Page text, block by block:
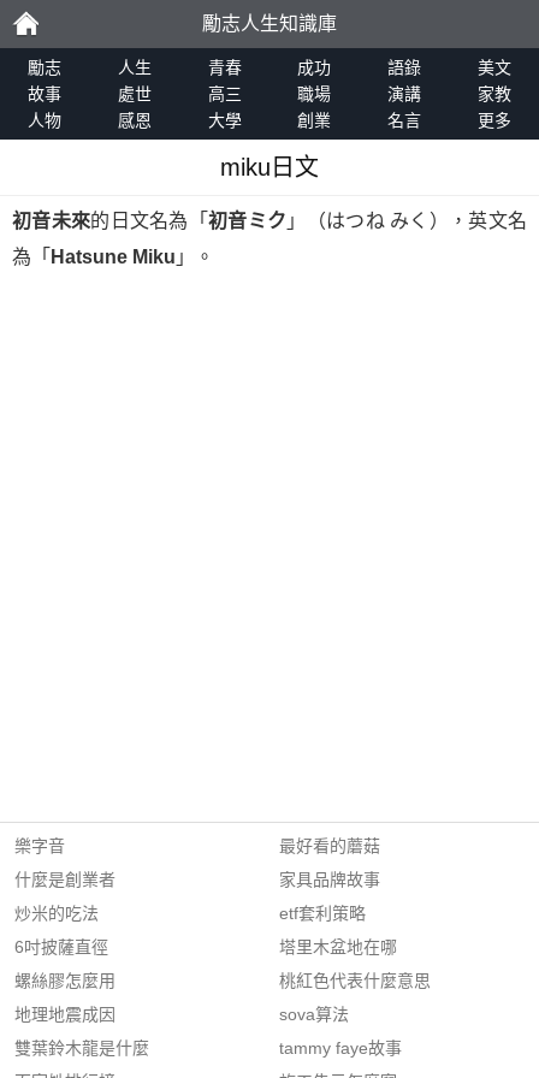
勵
志
勵志人生知識庫
勵志 人生 青春 成功 語錄
美文
故事
處世 高三 職場 演講
家教
人物
感恩 大學 創業 名言 更多
miku日文
初音未來的日文名為「初音ミク 」（はつね みく），英文名
為「 Hatsune Miku 」。
樂字音
什麼是創業者
炒米的吃法
6吋披薩直徑
螺絲膠怎麼用
地理地震成因
雙葉鈴木龍是什麼
最好看的蘑菇
家具品牌故事
etf套利策略
塔里木盆地在哪
桃紅色代表什麼意思
sova算法
tammy faye故事